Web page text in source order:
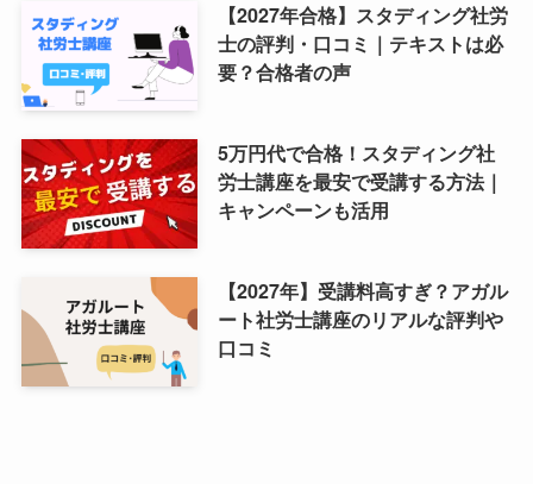
【2027年合格】スタディング社労
士の評判・口コミ｜テキストは必
要？合格者の声
5万円代で合格！スタディング社
労士講座を最安で受講する方法｜
キャンペーンも活用
【2027年】受講料高すぎ？アガル
ート社労士講座のリアルな評判や
口コミ